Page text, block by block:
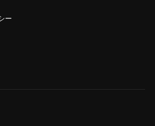
ー